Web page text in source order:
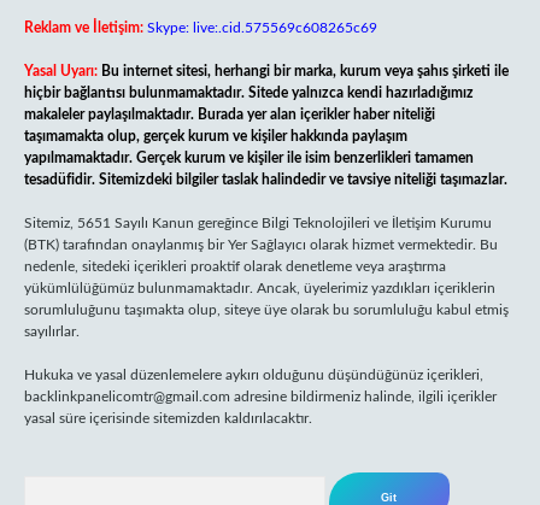
Reklam ve İletişim: Skype: live:.cid.575569c608265c69
Yasal Uyarı: Bu internet sitesi, herhangi bir marka, kurum veya şahıs şirketi ile
hiçbir bağlantısı bulunmamaktadır. Sitede yalnızca kendi hazırladığımız
makaleler paylaşılmaktadır. Burada yer alan içerikler haber niteliği
taşımamakta olup, gerçek kurum ve kişiler hakkında paylaşım
yapılmamaktadır. Gerçek kurum ve kişiler ile isim benzerlikleri tamamen
tesadüfidir. Sitemizdeki bilgiler taslak halindedir ve tavsiye niteliği taşımazlar.
Sitemiz, 5651 Sayılı Kanun gereğince Bilgi Teknolojileri ve İletişim Kurumu
(BTK) tarafından onaylanmış bir Yer Sağlayıcı olarak hizmet vermektedir. Bu
nedenle, sitedeki içerikleri proaktif olarak denetleme veya araştırma
yükümlülüğümüz bulunmamaktadır. Ancak, üyelerimiz yazdıkları içeriklerin
sorumluluğunu taşımakta olup, siteye üye olarak bu sorumluluğu kabul etmiş
sayılırlar.
Hukuka ve yasal düzenlemelere aykırı olduğunu düşündüğünüz içerikleri,
backlinkpanelicomtr@gmail.com adresine bildirmeniz halinde, ilgili içerikler
yasal süre içerisinde sitemizden kaldırılacaktır.